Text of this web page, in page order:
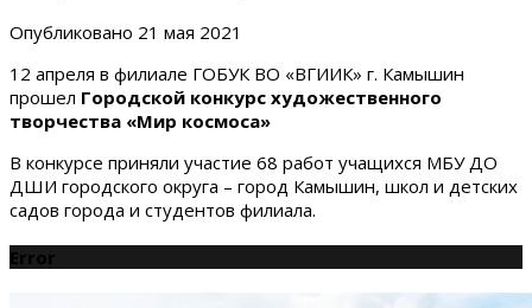
Опубликовано 21 мая 2021
12 апреля в филиале ГОБУК ВО «ВГИИК» г. Камышин
прошел Городской конкурс художественного
творчества «Мир космоса»
В конкурсе приняли участие 68 работ учащихся МБУ ДО
ДШИ городского округа – город Камышин, школ и детских
садов города и студентов филиала.
Error